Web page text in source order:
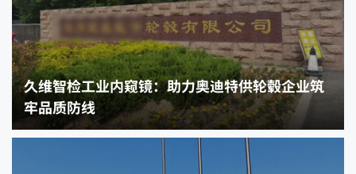
久维智检工业内窥镜：助力奥迪特供轮毂企业筑
牢品质防线